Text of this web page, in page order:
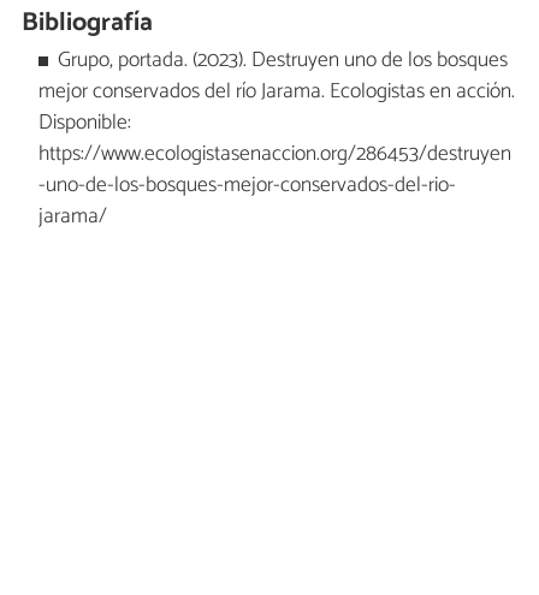
Bibliografía
Grupo, portada. (2023). Destruyen uno de los bosques
mejor conservados del río Jarama. Ecologistas en acción.
Disponible:
https://www.ecologistasenaccion.org/286453/destruyen
-uno-de-los-bosques-mejor-conservados-del-rio-
jarama/